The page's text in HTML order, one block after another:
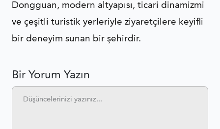
Dongguan, modern altyapısı, ticari dinamizmi
ve çeşitli turistik yerleriyle ziyaretçilere keyifli
bir deneyim sunan bir şehirdir.
Bir Yorum Yazın